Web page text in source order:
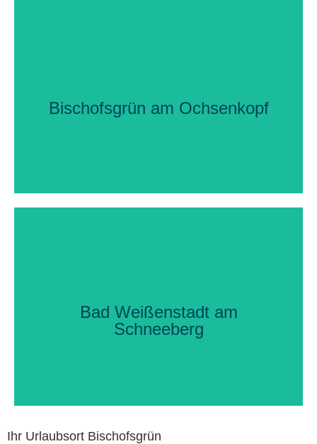
Bischofsgrün am Ochsenkopf
Bad Weißenstadt am
Schneeberg
Ihr Urlaubsort Bad Weißenstadt
Ihr Urlaubsort Bischofsgrün